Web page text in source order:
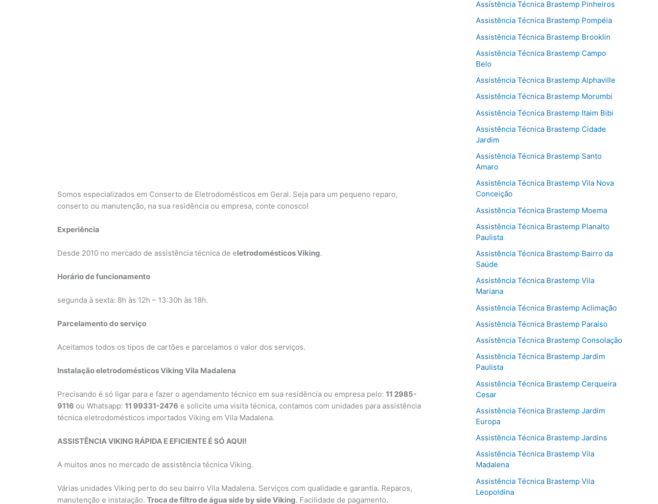
Somos especializados em Conserto de Eletrodomésticos em Geral. Seja para um pequeno reparo,
conserto ou manutenção, na sua residência ou empresa, conte conosco!
Experiência
Desde 2010 no mercado de assistência técnica de eletrodomésticos Viking.
Horário de funcionamento
segunda à sexta: 8h às 12h – 13:30h às 18h.
Parcelamento do serviço
Aceitamos todos os tipos de cartões e parcelamos o valor dos serviços.
Instalação eletrodomésticos Viking Vila Madalena
Precisando é só ligar para e fazer o agendamento técnico em sua residência ou empresa pelo: 11 2985-
9116 ou Whatsapp: 11 99331-2476 e solicite uma visita técnica, contamos com unidades para assistência
técnica eletrodomésticos importados Viking em Vila Madalena.
ASSISTÊNCIA VIKING RÁPIDA E EFICIENTE É SÓ AQUI!
A muitos anos no mercado de assistência técnica Viking.
Várias unidades Viking perto do seu bairro Vila Madalena. Serviços com qualidade e garantia. Reparos,
manutenção e instalação. Troca de filtro de água side by side Viking. Facilidade de pagamento.
Assistência Técnica Brastemp Pinheiros
Assistência Técnica Brastemp Pompéia
Assistência Técnica Brastemp Brooklin
Assistência Técnica Brastemp Campo
Belo
Assistência Técnica Brastemp Alphaville
Assistência Técnica Brastemp Morumbi
Assistência Técnica Brastemp Itaim Bibi
Assistência Técnica Brastemp Cidade
Jardim
Assistência Técnica Brastemp Santo
Amaro
Assistência Técnica Brastemp Vila Nova
Conceição
Assistência Técnica Brastemp Moema
Assistência Técnica Brastemp Planalto
Paulista
Assistência Técnica Brastemp Bairro da
Saúde
Assistência Técnica Brastemp Vila
Mariana
Assistência Técnica Brastemp Aclimação
Assistência Técnica Brastemp Paraíso
Assistência Técnica Brastemp Consolação
Assistência Técnica Brastemp Jardim
Paulista
Assistência Técnica Brastemp Cerqueira
Cesar
Assistência Técnica Brastemp Jardim
Europa
Assistência Técnica Brastemp Jardins
Assistência Técnica Brastemp Vila
Madalena
Assistência Técnica Brastemp Vila
Leopoldina